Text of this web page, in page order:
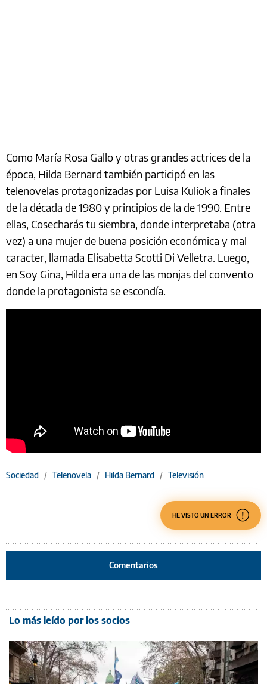
Como María Rosa Gallo y otras grandes actrices de la
época, Hilda Bernard también participó en las
telenovelas protagonizadas por Luisa Kuliok a finales
de la década de 1980 y principios de la de 1990. Entre
ellas, Cosecharás tu siembra, donde interpretaba (otra
vez) a una mujer de buena posición económica y mal
caracter, llamada Elisabetta Scotti Di Velletra. Luego,
en Soy Gina, Hilda era una de las monjas del convento
donde la protagonista se escondía.
Sociedad / Telenovela / Hilda Bernard / Televisión
HE VISTO UN ERROR
Comentarios
Lo más leído por los socios